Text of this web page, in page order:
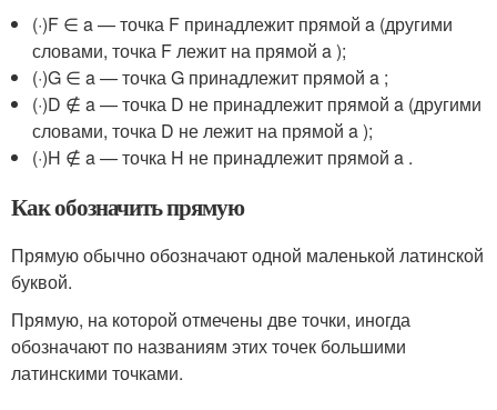
(·)F ∈ a — точка F принадлежит прямой a (другими
словами, точка F лежит на прямой a );
(·)G ∈ a — точка G принадлежит прямой a ;
(·)D ∉ a — точка D не принадлежит прямой a (другими
словами, точка D не лежит на прямой a );
(·)H ∉ a — точка H не принадлежит прямой a .
Как обозначить прямую
Прямую обычно обозначают одной маленькой латинской
буквой.
Прямую, на которой отмечены две точки, иногда
обозначают по названиям этих точек большими
латинскими точками.